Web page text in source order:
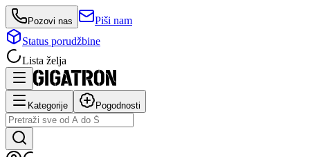
Pozovi nas
Piši nam
Status porudžbine
Lista želja
Kategorije Pogodnosti